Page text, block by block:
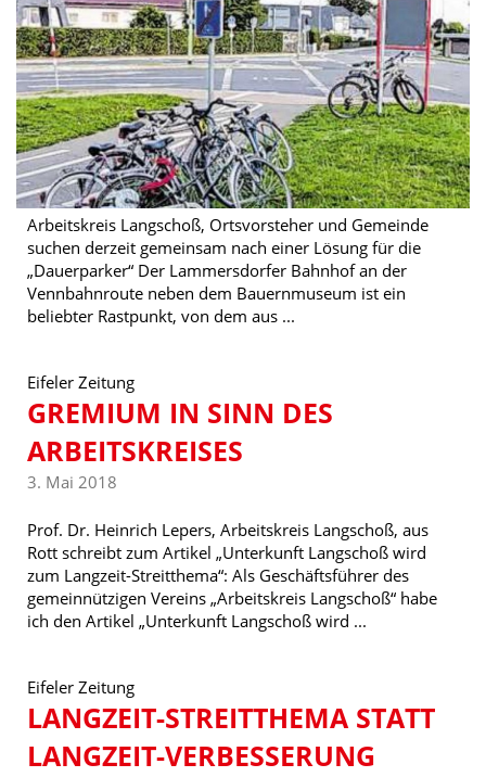
Arbeitskreis Langschoß, Ortsvorsteher und Gemeinde
suchen derzeit gemeinsam nach einer Lösung für die
„Dauerparker“ Der Lammersdorfer Bahnhof an der
Vennbahnroute neben dem Bauernmuseum ist ein
beliebter Rastpunkt, von dem aus ...
Eifeler Zeitung
GREMIUM IN SINN DES
ARBEITSKREISES
3. Mai 2018
Prof. Dr. Heinrich Lepers, Arbeitskreis Langschoß, aus
Rott schreibt zum Artikel „Unterkunft Langschoß wird
zum Langzeit-Streitthema“: Als Geschäftsführer des
gemeinnützigen Vereins „Arbeitskreis Langschoß“ habe
ich den Artikel „Unterkunft Langschoß wird ...
Eifeler Zeitung
LANGZEIT-STREITTHEMA STATT
LANGZEIT-VERBESSERUNG